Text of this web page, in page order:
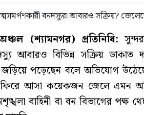
(শ্যামনগর) প্রতিনিধি:
আবারও বিভিন্ন সক্রিয় ডাকাত
জড়িয়ে পড়েছেন বলে অভিযোগ
ফিরে আসা কয়েকজন জেলে এমন
বাহিনী বা বন বিভাগের